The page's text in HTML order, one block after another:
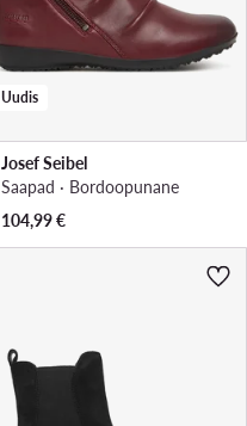
Uudis
Josef Seibel
Saapad · Bordoopunane
104,99€